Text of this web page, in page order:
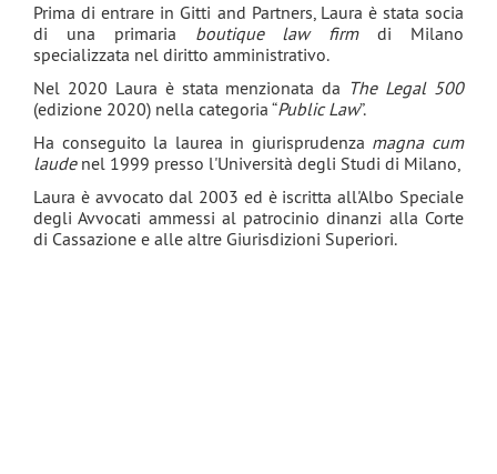
Prima di entrare in Gitti and Partners, Laura è stata socia
di una primaria boutique law firmdi Milano
specializzata nel diritto amministrativo.
Nel 2020 Laura è stata menzionata da The Legal 500
(edizione 2020) nella categoria “Public Law”.
Ha conseguito la laurea in giurisprudenza magna cum
laude nel 1999 presso l'Università degli Studi di Milano,
Laura è avvocato dal 2003 ed è iscritta all'Albo Speciale
degli Avvocati ammessi al patrocinio dinanzi alla Corte
di Cassazione e alle altre Giurisdizioni Superiori.